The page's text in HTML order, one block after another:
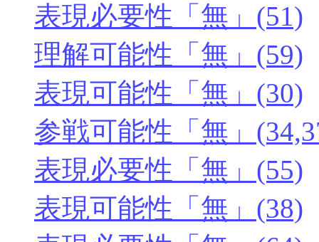
表現必要性「無」(51)
理解可能性「無」(59)
表現可能性「無」(30)
参戦可能性「無」
表現必要性「無」(55)
表現可能性「無」(38)